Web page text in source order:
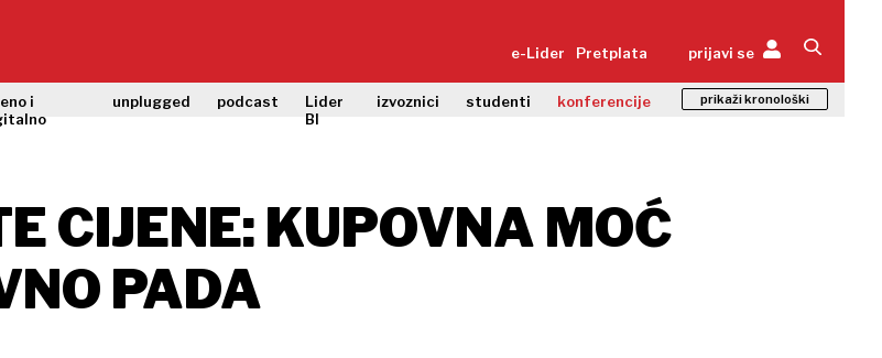
e-Lider Pretplata prijavi se
i
unplugged podcast
Lider
BI
izvoznici studenti konferencije prikaži kronološki
CIJENE: KUPOVNA MOĆ
PADA